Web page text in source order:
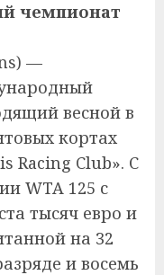
чемпионат
) —
весной в
кортах
Racing Club». С
WTA 125 с
тысяч евро и
на 32
и восемь